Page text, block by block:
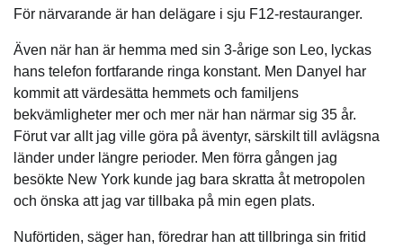
För närvarande är han delägare i sju F12-restauranger.
Även när han är hemma med sin 3-årige son Leo, lyckas
hans telefon fortfarande ringa konstant. Men Danyel har
kommit att värdesätta hemmets och familjens
bekvämligheter mer och mer när han närmar sig 35 år.
Förut var allt jag ville göra på äventyr, särskilt till avlägsna
länder under längre perioder. Men förra gången jag
besökte New York kunde jag bara skratta åt metropolen
och önska att jag var tillbaka på min egen plats.
Nuförtiden, säger han, föredrar han att tillbringa sin fritid